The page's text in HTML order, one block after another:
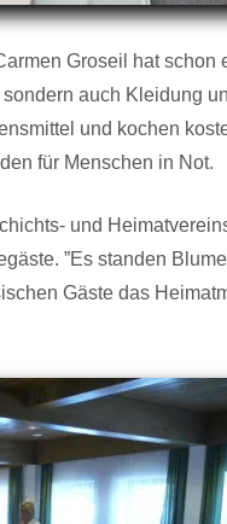
Groseil hat schon
auch Kleidung
und kochen
für Menschen in Not.
und
”Es standen
Gäste das